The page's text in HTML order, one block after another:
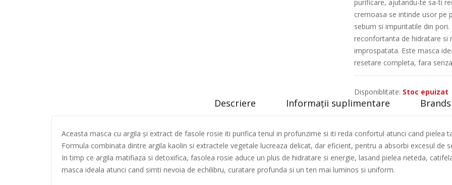
purificare, ajutandu-te sa-ti
cremoasa se intinde usor pe
sebum si impuritatile din
reconfortanta de hidratare si
improspatata. Este masca
resetare completa, fara
Disponiblitate: Stoc epuizat
Descriere Informații suplimentare
Aceasta masca cu argila și extract de fasole rosie iti purifica tenul in profunzime si iti reda confortul atunci cand pielea
Formula combinata dintre argila kaolin si extractele vegetale lucreaza delicat, dar eficient, pentru a absorbi excesul de
In timp ce argila matifiaza si detoxifica, fasolea rosie aduce un plus de hidratare si energie, lasand pielea neteda,
masca ideala atunci cand simti nevoia de echilibru, curatare profunda si un ten mai luminos si uniform.